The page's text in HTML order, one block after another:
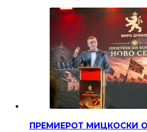
ПРЕМИЕРОТ МИЦКОСКИ